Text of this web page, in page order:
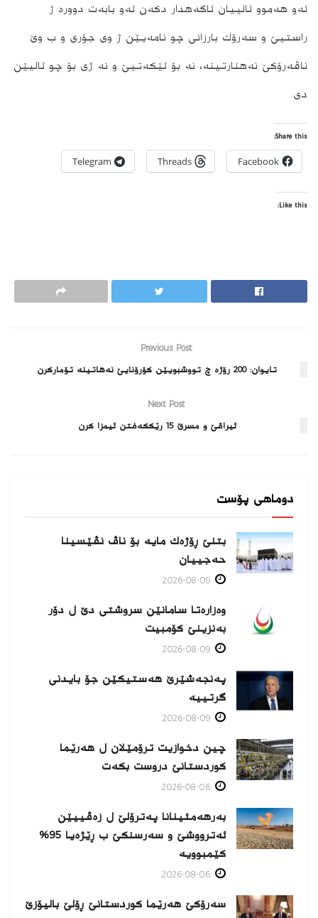
ئه‌و هه‌موو ئالییان ئاگه‌هدار دكه‌ن ئه‌و بابه‌ت دووره‌ ژ
راستیێ و سه‌رۆك بارزانى چو نامه‌یێن ژ وى جۆرى و ب وێ
ناڤه‌رۆكێ نه‌هنارتینه‌، نه‌ بۆ ئێكه‌تیێ و نه‌ ژى بۆ چو ئالیێن
دى.
Share this:
Facebook
Threads
Telegram
Like this:
Previous Post
تایوان: 200 رۆژه‌‌ چ تووشبویێن كۆرۆنایێ نه‌هاتینه‌ تۆماركرن
Next Post
ئیراقێ و مسرێ 15 رێككه‌فتن ئیمزا كرن
دوماهی پۆست
بتنێ ڕۆژەك مایە بۆ ناڤ نڤێسینا
حەجییان
وەزارەتا سامانێن سروشتی دێ ل دۆر
بەنزینێ كۆمبیت
پەنجەشێرێ هەستیكێن جۆ بایدنی
گرتییە
چین دخوازیت ترۆمێلان ل هەرێما
كوردستانێ دروست بكەت
بەرهەمئینانا په‌ترۆلێ ل زه‌ڤییێن
ئەترووشێ و سەرسنكێ ب ڕێژەیا 95%
كێمبوویە
سەرۆکێ هەرێما کوردستانێ ڕۆلێ بالیۆزێ